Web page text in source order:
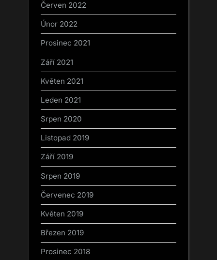
Červen 2022
Únor 2022
Prosinec 2021
Září 2021
Květen 2021
Leden 2021
Srpen 2020
Listopad 2019
Září 2019
Srpen 2019
Červenec 2019
Květen 2019
Březen 2019
Prosinec 2018